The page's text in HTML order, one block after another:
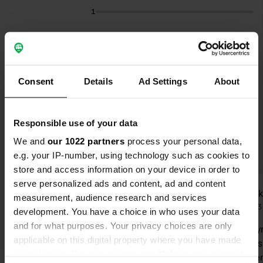
Consent Details Ad Settings About
Responsible use of your data
We and our 1022 partners process your personal data,
e.g. your IP-number, using technology such as cookies to
store and access information on your device in order to
serve personalized ads and content, ad and content
measurement, audience research and services
development. You have a choice in who uses your data
and for what purposes. Your privacy choices are only
applicable on this digital property where you have made
1
Sélectionnez les sujets pour lire les critiques :
Nature(9)
avis
u user722387102
Hier
Endroit original, accueil chaleureux et
cadre magnifique ! Nous étions de
Il y a
Camping
est, même
brosse à